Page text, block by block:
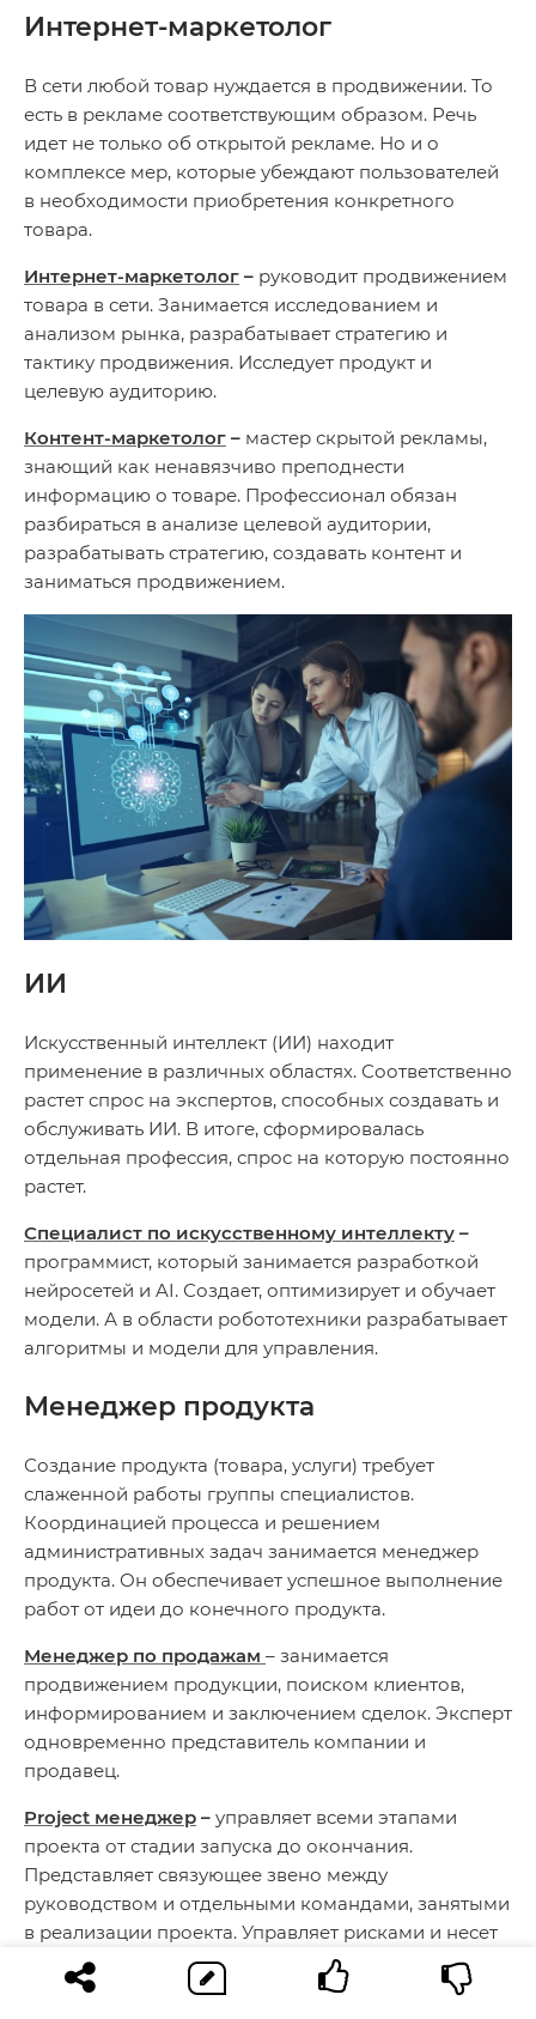
Интернет-маркетолог
В сети любой товар нуждается в продвижении. То
есть в рекламе соответствующим образом. Речь
идет не только об открытой рекламе. Но и о
комплексе мер, которые убеждают пользователей
в необходимости приобретения конкретного
товара.
Интернет-маркетолог – руководит продвижением
товара в сети. Занимается исследованием и
анализом рынка, разрабатывает стратегию и
тактику продвижения. Исследует продукт и
целевую аудиторию.
Контент-маркетолог – мастер скрытой рекламы,
знающий как ненавязчиво преподнести
информацию о товаре. Профессионал обязан
разбираться в анализе целевой аудитории,
разрабатывать стратегию, создавать контент и
заниматься продвижением.
ИИ
Искусственный интеллект (ИИ) находит
применение в различных областях. Соответственно
растет спрос на экспертов, способных создавать и
обслуживать ИИ. В итоге, сформировалась
отдельная профессия, спрос на которую постоянно
растет.
Специалист по искусственному интеллекту –
программист, который занимается разработкой
нейросетей и AI. Создает, оптимизирует и обучает
модели. А в области робототехники разрабатывает
алгоритмы и модели для управления.
Менеджер продукта
Создание продукта (товара, услуги) требует
слаженной работы группы специалистов.
Координацией процесса и решением
административных задач занимается менеджер
продукта. Он обеспечивает успешное выполнение
работ от идеи до конечного продукта.
Менеджер по продажам – занимается
продвижением продукции, поиском клиентов,
информированием и заключением сделок. Эксперт
одновременно представитель компании и
продавец.
Project менеджер – управляет всеми этапами
проекта от стадии запуска до окончания.
Представляет связующее звено между
руководством и отдельными командами, занятыми
в реализации проекта. Управляет рисками и несет
ответственность за проект.